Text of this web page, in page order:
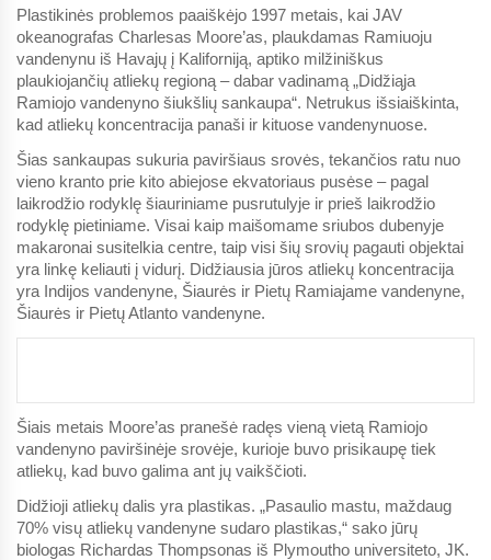
Plastikinės problemos paaiškėjo 1997 metais, kai JAV
okeanografas Charlesas Moore’as, plaukdamas Ramiuoju
vandenynu iš Havajų į Kaliforniją, aptiko milžiniškus
plaukiojančių atliekų regioną – dabar vadinamą „Didžiąja
Ramiojo vandenyno šiukšlių sankaupa“. Netrukus išsiaiškinta,
kad atliekų koncentracija panaši ir kituose vandenynuose.
Šias sankaupas sukuria paviršiaus srovės, tekančios ratu nuo
vieno kranto prie kito abiejose ekvatoriaus pusėse – pagal
laikrodžio rodyklę šiauriniame pusrutulyje ir prieš laikrodžio
rodyklę pietiniame. Visai kaip maišomame sriubos dubenyje
makaronai susitelkia centre, taip visi šių srovių pagauti objektai
yra linkę keliauti į vidurį. Didžiausia jūros atliekų koncentracija
yra Indijos vandenyne, Šiaurės ir Pietų Ramiajame vandenyne,
Šiaurės ir Pietų Atlanto vandenyne.
Šiais metais Moore’as pranešė radęs vieną vietą Ramiojo
vandenyno paviršinėje srovėje, kurioje buvo prisikaupę tiek
atliekų, kad buvo galima ant jų vaikščioti.
Didžioji atliekų dalis yra plastikas. „Pasaulio mastu, maždaug
70% visų atliekų vandenyne sudaro plastikas,“ sako jūrų
biologas Richardas Thompsonas iš Plymoutho universiteto, JK.